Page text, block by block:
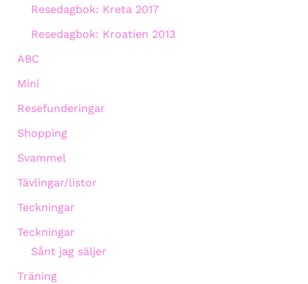
Resedagbok: Kreta 2017
Resedagbok: Kroatien 2013
ABC
Mini
Resefunderingar
Shopping
Svammel
Tävlingar/listor
Teckningar
Teckningar
Sånt jag säljer
Träning